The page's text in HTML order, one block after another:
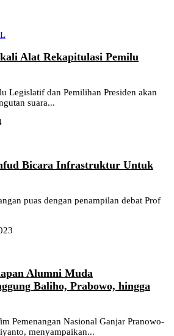
Alat Rekapitulasi Pemilu
Legislatif dan Pemilihan Presiden akan
suara...
Bicara Infrastruktur Untuk
puas dengan penampilan debat Prof
Alumni Muda
Baliho, Prabowo, hingga
Pemenangan Nasional Ganjar Pranowo-
menyampaikan...